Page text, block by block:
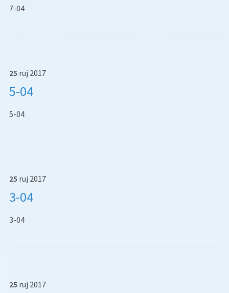
7-04
25 ruj 2017
5-04
5-04
25 ruj 2017
3-04
3-04
25 ruj 2017